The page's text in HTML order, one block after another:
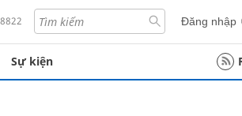
Đăng nhập
Sự kiện